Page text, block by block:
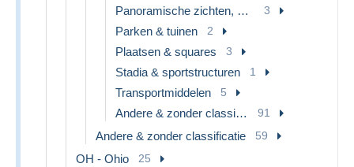
Panoramische zichten, Meerdere zichten 3
Parken & tuinen 2
Plaatsen & squares 3
Stadia & sportstructuren 1
Transportmiddelen 5
Andere & zonder classificatie 91
Andere & zonder classificatie 59
OH - Ohio 25